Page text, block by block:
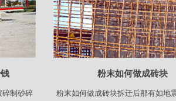
碎制砂碎
粉末如何做成砖块
粉末如何做成砖块拆迁后那有如地